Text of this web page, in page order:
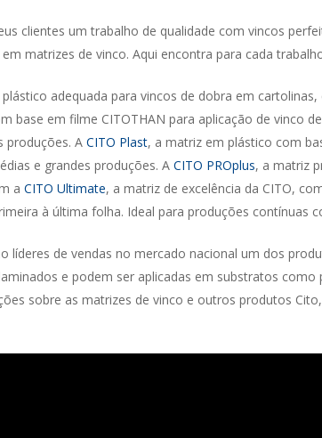
clientes um trabalho de qualidade com vincos
matrizes de vinco. Aqui encontra para cada
adequada para vincos de dobra em
base em filme CITOTHAN para aplicação de vinco
produções. ACITO Plast, a matriz em plástico com
e grandes produções. ACITO PROplus, a matriz
aCITO Ultimate, a matriz de excelência da CITO,
à última folha. Ideal para produções contínuas
líderes de vendas no mercado nacional um dos
e podem ser aplicadas em substratos
sobre as matrizes de vinco e outros produtos